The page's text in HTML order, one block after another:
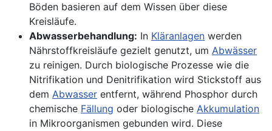
Böden basieren auf dem Wissen über diese
Kreisläufe.
Abwasserbehandlung: In Kläranlagen werden
Nährstoffkreisläufe gezielt genutzt, um Abwässer
zu reinigen. Durch biologische Prozesse wie die
Nitrifikation und Denitrifikation wird Stickstoff aus
dem Abwasser entfernt, während Phosphor durch
chemische Fällung oder biologische Akkumulation
in Mikroorganismen gebunden wird. Diese